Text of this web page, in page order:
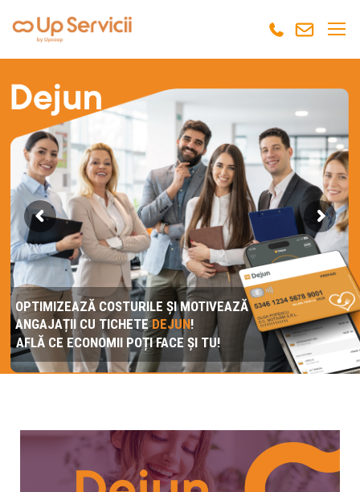
AFLĂ CE ECONOMII POȚI FACE ȘI TU!
OPTIMIZEAZĂ COSTURILE ȘI MOTIVEAZĂ
ANGAJAȚII CU TICHETEDEJUN!